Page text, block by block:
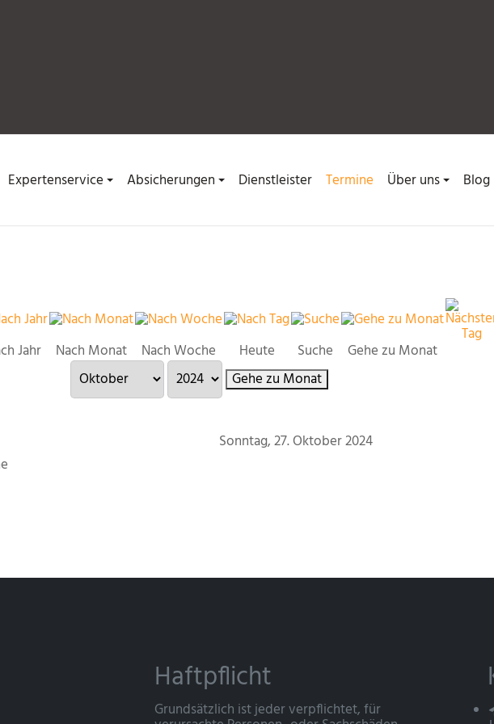
for results.
Expertenservice Absicherungen Dienstleister Termine Über uns Blog
Jahr Nach Monat Nach Woche Heute Suche
Gehe zu Monat
Gehe zu Monat
Sonntag, 27. Oktober 2024
Haftpflicht
Grundsätzlich ist jeder verpflichtet, für